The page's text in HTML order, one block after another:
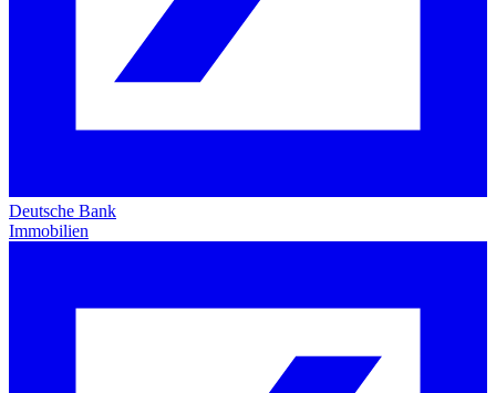
Deutsche Bank
Immobilien